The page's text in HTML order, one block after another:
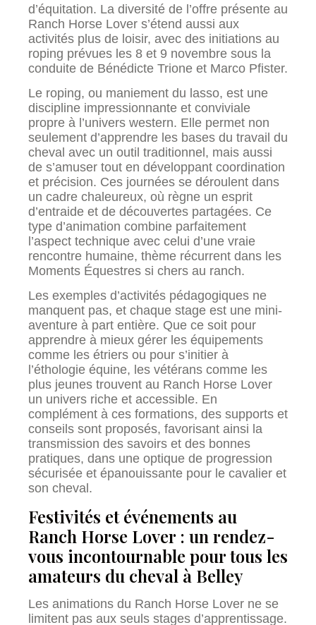
d’équitation. La diversité de l’offre présente au
Ranch Horse Lover s’étend aussi aux
activités plus de loisir, avec des initiations au
roping prévues les 8 et 9 novembre sous la
conduite de Bénédicte Trione et Marco Pfister.
Le roping, ou maniement du lasso, est une
discipline impressionnante et conviviale
propre à l’univers western. Elle permet non
seulement d’apprendre les bases du travail du
cheval avec un outil traditionnel, mais aussi
de s’amuser tout en développant coordination
et précision. Ces journées se déroulent dans
un cadre chaleureux, où règne un esprit
d’entraide et de découvertes partagées. Ce
type d’animation combine parfaitement
l’aspect technique avec celui d’une vraie
rencontre humaine, thème récurrent dans les
Moments Équestres si chers au ranch.
Les exemples d’activités pédagogiques ne
manquent pas, et chaque stage est une mini-
aventure à part entière. Que ce soit pour
apprendre à mieux gérer les équipements
comme les étriers ou pour s’initier à
l’éthologie équine, les vétérans comme les
plus jeunes trouvent au Ranch Horse Lover
un univers riche et accessible. En
complément à ces formations, des supports et
conseils sont proposés, favorisant ainsi la
transmission des savoirs et des bonnes
pratiques, dans une optique de progression
sécurisée et épanouissante pour le cavalier et
son cheval.
Festivités et événements au
Ranch Horse Lover : un rendez-
vous incontournable pour tous les
amateurs du cheval à Belley
Les animations du Ranch Horse Lover ne se
limitent pas aux seuls stages d’apprentissage.